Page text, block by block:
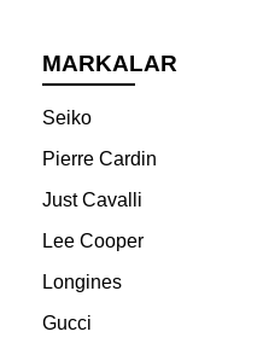
MARKALAR
Seiko
Pierre Cardin
Just Cavalli
Lee Cooper
Longines
Gucci